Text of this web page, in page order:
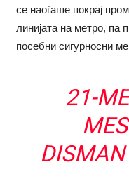
се наоѓаше покрај
линијата на метро, па
посебни сигурносни
21-